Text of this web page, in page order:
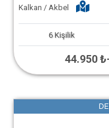
Kalkan / Akbel
6 Kişilik
44.950 ₺